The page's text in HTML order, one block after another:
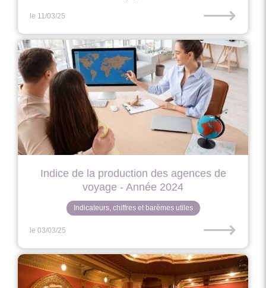
le 11/03/25 ⟶
Indice de la production des agences de
voyage - Année 2024
Indicateurs, chiffres et barèmes utiles
le 03/03/25 ⟶